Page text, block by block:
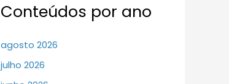
Conteúdos por ano
agosto 2026
julho 2026